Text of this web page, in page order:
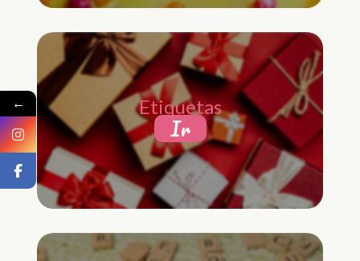
Etiquetas
Ir
←